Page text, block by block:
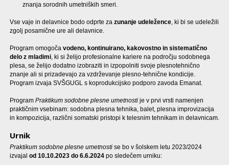
znanja sorodnih umetniških smeri.
Vse vaje in delavnice bodo odprte za zunanje udeležence, ki bi se udeležili
zgolj posamične ure ali delavnice.
Program omogoča vodeno, kontinuirano, kakovostno in sistematično
delo z mladimi, ki si želijo profesionalne kariere na področju sodobnega
plesa, se želijo dodatno izobraziti in izpopolniti svoje plesnotehnično
znanje ali si prizadevajo za vzdrževanje plesno-tehnične kondicije.
Program izvaja SVŠGUGL s koprodukcijsko podporo zavoda Emanat.
Program Praktikum sodobne plesne umetnostije v prvi vrsti namenjen
praktičnim vsebinam: sodobna plesna tehnika, balet, plesna improvizacija
in kompozicija, različni somatski pristopi k telesnim tehnikam in delavnicam.
Urnik
Praktikum sodobne plesne umetnostise bo v šolskem letu 2023/2024
izvajal od 10.10.2023 do 6.6.2024po sledečem urniku: